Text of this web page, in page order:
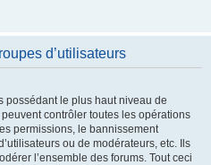
d’utilisateurs
possédant le plus haut niveau de
contrôler toutes les opérations
permissions, le bannissement
ou de modérateurs, etc. Ils
l’ensemble des forums. Tout ceci